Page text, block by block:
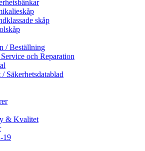
skåp
/ Beställning
och Reparation
Säkerhetsdatablad
& Kvalitet
19